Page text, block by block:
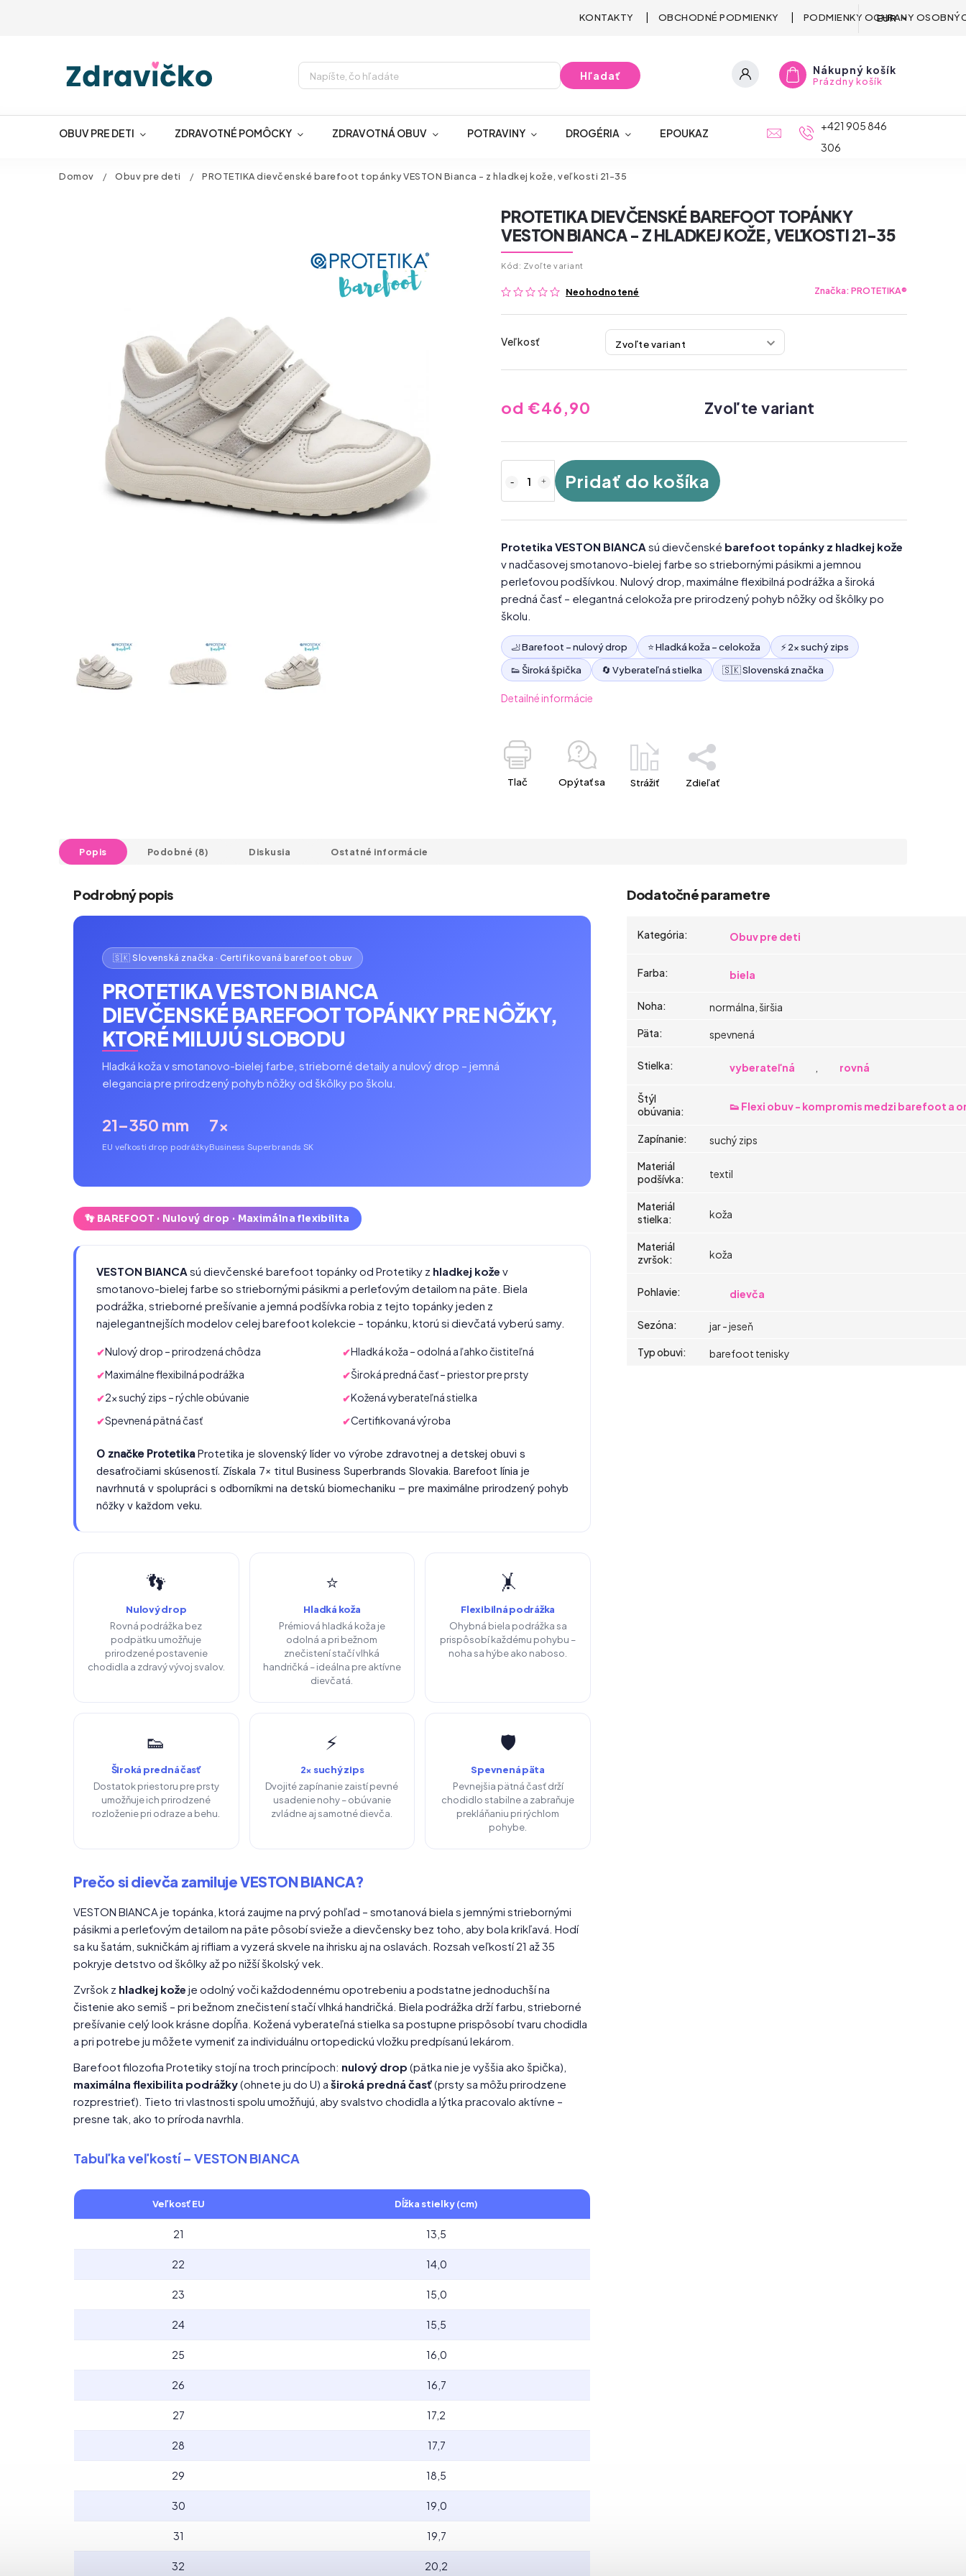
KONTAKTY OBCHODNÉ PODMIENKY PODMIENKY OCHRANY
EUR
Hľadať Nákupný košík
Prázdny košík
OBUV PRE DETI ZDRAVOTNÉ POMÔCKY ZDRAVOTNÁ OBUV POTRAVINY DROGÉRIA EPOUKAZ
+421 905 846
306
Domov / Obuv pre deti / PROTETIKA dievčenské barefoot topánky VESTON Bianca - z hladkej kože, veľkosti 21-35
PROTETIKA DIEVČENSKÉ BAREFOOT TOPÁNKY
VESTON BIANCA - Z HLADKEJ KOŽE, VEĽKOSTI 21-35
Kód: Zvoľte variant
Neohodnotené Značka:PROTETIKA®
Veľkosť
od €46,90 Zvoľte variant
Pridať do košíka
Protetika VESTON BIANCA sú dievčenské barefoot topánky z hladkej kože
v nadčasovej smotanovo-bielej farbe so striebornými pásikmi a jemnou
perleťovou podšívkou. Nulový drop, maximálne flexibilná podrážka a široká
predná časť – elegantná celokoža pre prirodzený pohyb nôžky od škôlky po
školu.
🦶 Barefoot – nulový drop ⭐ Hladká koža – celokoža
⚡ 2× suchý zips
👟 Široká špička
🔄 Vyberateľná stielka 🇸🇰 Slovenská značka
Detailné informácie
Tlač Opýtať sa Strážiť Zdieľať
Popis Podobné (8) Diskusia Ostatné informácie
Podrobný popis
🇸🇰 Slovenská značka · Certifikovaná barefoot obuv
PROTETIKA VESTON BIANCA
DIEVČENSKÉ BAREFOOT TOPÁNKY PRE NÔŽKY,
KTORÉ MILUJÚ SLOBODU
Hladká koža v smotanovo-bielej farbe, strieborné detaily a nulový drop – jemná
elegancia pre prirodzený pohyb nôžky od škôlky po školu.
21–35
EU veľkosti
0 mm
drop podrážky
7×
Business Superbrands SK
👣 BAREFOOT · Nulový drop · Maximálna flexibilita
VESTON BIANCA sú dievčenské barefoot topánky od Protetiky z hladkej kože v
smotanovo-bielej farbe so striebornými pásikmi a perleťovým detailom na päte. Biela
podrážka, strieborné prešívanie a jemná podšívka robia z tejto topánky jeden z
najelegantnejších modelov celej barefoot kolekcie – topánku, ktorú si dievčatá vyberú samy.
Nulový drop – prirodzená chôdza
Hladká koža – odolná a ľahko čistiteľná
Maximálne flexibilná podrážka
Široká predná časť – priestor pre prsty
2× suchý zips – rýchle obúvanie
Kožená vyberateľná stielka
Spevnená pätná časť
Certifikovaná výroba
O značke ProtetikaProtetika je slovenský líder vo výrobe zdravotnej a detskej obuvi s
desaťročiami skúseností. Získala 7× titul Business Superbrands Slovakia. Barefoot línia je
navrhnutá v spolupráci s odborníkmi na detskú biomechaniku – pre maximálne prirodzený pohyb
nôžky v každom veku.
👣
Nulový drop
Rovná podrážka bez
podpätku umožňuje
prirodzené postavenie
chodidla a zdravý vývoj svalov.
⭐
Hladká koža
Prémiová hladká koža je
odolná a pri bežnom
znečistení stačí vlhká
handričká – ideálna pre aktívne
dievčatá.
🤸
Flexibilná podrážka
Ohybná biela podrážka sa
prispôsobí každému pohybu –
noha sa hýbe ako naboso.
👟
Široká predná časť
Dostatok priestoru pre prsty
umožňuje ich prirodzené
rozloženie pri odraze a behu.
⚡
2× suchý zips
Dvojité zapínanie zaistí pevné
usadenie nohy – obúvanie
zvládne aj samotné dievča.
🛡️
Spevnená päta
Pevnejšia pätná časť drží
chodidlo stabilne a zabraňuje
prekláňaniu pri rýchlom
pohybe.
Prečo si dievča zamiluje VESTON BIANCA?
VESTON BIANCA je topánka, ktorá zaujme na prvý pohľad – smotanová biela s jemnými striebornými
pásikmi a perleťovým detailom na päte pôsobí svieže a dievčensky bez toho, aby bola krikľavá. Hodí
sa ku šatám, sukničkám aj rifliam a vyzerá skvele na ihrisku aj na oslavách. Rozsah veľkostí 21 až 35
pokryje detstvo od škôlky až po nižší školský vek.
Zvršok z hladkej kože je odolný voči každodennému opotrebeniu a podstatne jednoduchší na
čistenie ako semiš – pri bežnom znečistení stačí vlhká handričká. Biela podrážka drží farbu, strieborné
prešívanie celý look krásne dopĺňa. Kožená vyberateľná stielka sa postupne prispôsobí tvaru chodidla
a pri potrebe ju môžete vymeniť za individuálnu ortopedickú vložku predpísanú lekárom.
Barefoot filozofia Protetiky stojí na troch princípoch: nulový drop (pätka nie je vyššia ako špička),
maximálna flexibilita podrážky(ohnete ju do U) a široká predná časť(prsty sa môžu prirodzene
rozprestrieť). Tieto tri vlastnosti spolu umožňujú, aby svalstvo chodidla a lýtka pracovalo aktívne –
presne tak, ako to príroda navrhla.
Tabuľka veľkostí – VESTON BIANCA
Veľkosť EU Dĺžka stielky (cm)
21 13,5
22 14,0
23 15,0
24 15,5
25 16,0
26 16,7
27 17,2
28 17,7
29 18,5
30 19,0
31 19,7
32 20,2
Dodatočné parametre
Kategória: Obuv pre deti
Farba: biela
Noha:
normálna, širšia
Päta: spevnená
Stielka: vyberateľná rovná
Štýl
obúvania: 👟 Flexi obuv - kompromis medzi barefoot a
Zapínanie:
suchý zips
Materiál
podšívka: textil
Materiál
stielka: koža
Materiál
zvršok: koža
Pohlavie: dievča
Sezóna:
jar - jeseň
Typ obuvi: barefoot tenisky